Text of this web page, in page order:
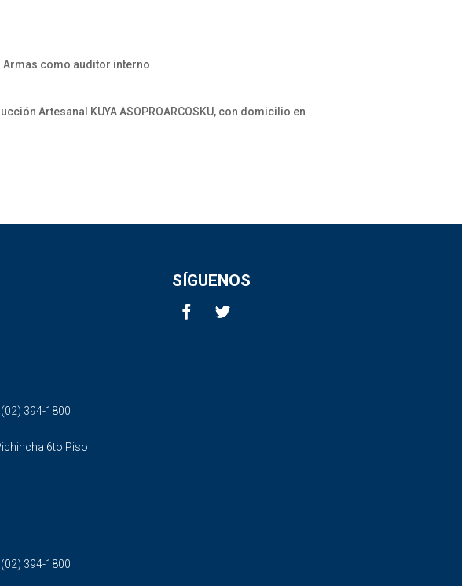
Armas como auditor interno
Artesanal KUYA ASOPROARCOSKU, con domicilio en
SÍGUENOS
(02) 394-1800
6to Piso
(02) 394-1800